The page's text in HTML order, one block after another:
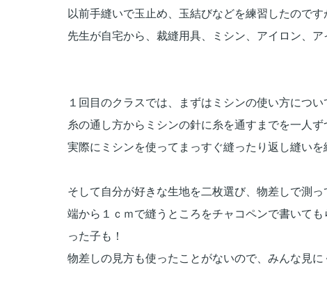
以前手縫いで玉止め、 玉結びなどを練習したのです
先生が自宅から、裁縫用具、ミシン、アイロン、ア
１回目のクラスでは、まずはミシンの使い方につい
糸の通し方からミシンの針に糸を通すまでを一人ず
実際にミシンを使ってまっすぐ縫ったり返し縫いを
そして自分が好きな生地を二枚選び、物差しで測
端から１ｃｍで縫うところをチャコペンで書いても
った子も！
物差しの見方も使ったことがないので、みんな見に